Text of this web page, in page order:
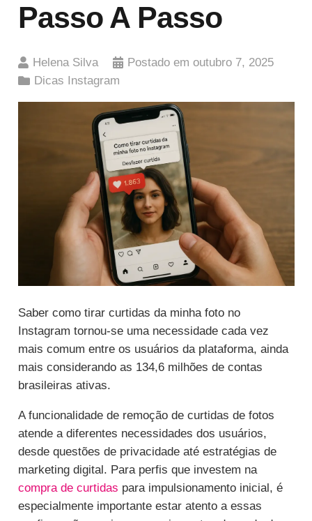
Passo A Passo
Helena Silva Postado emoutubro 7, 2025
Dicas Instagram
Saber como tirar curtidas da minha foto no
Instagram tornou-se uma necessidade cada vez
mais comum entre os usuários da plataforma, ainda
mais considerando as 134,6 milhões de contas
brasileiras ativas.
A funcionalidade de remoção de curtidas de fotos
atende a diferentes necessidades dos usuários,
desde questões de privacidade até estratégias de
marketing digital. Para perfis que investem na
compra de curtidas para impulsionamento inicial, é
especialmente importante estar atento a essas